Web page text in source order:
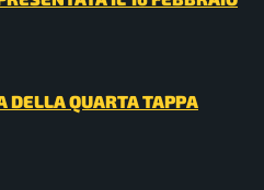
DELLA QUARTA TAPPA